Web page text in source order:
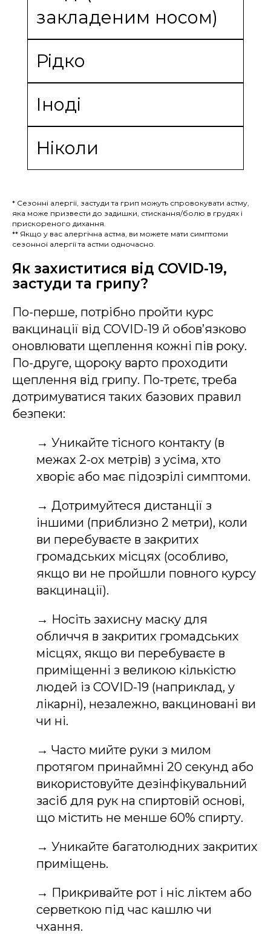
закладеним носом)
Рідко
Іноді
Ніколи
* Сезонні алергії, застуди та грип можуть спровокувати астму,
яка може призвести до задишки, стискання/болю в грудях і
прискореного дихання.
** Якщо у вас алергічна астма, ви можете мати симптоми
сезонної алергії та астми одночасно.
Як захиститися від COVID-19,
застуди та грипу?
По-перше, потрібно пройти курс
вакцинації від COVID-19 й обов’язково
оновлювати щеплення кожні пів року.
По-друге, щороку варто проходити
щеплення від грипу. По-третє, треба
дотримуватися таких базових правил
безпеки:
→ Уникайте тісного контакту (в
межах 2-ох метрів) з усіма, хто
хворіє або має підозрілі симптоми.
→ Дотримуйтеся дистанції з
іншими (приблизно 2 метри), коли
ви перебуваєте в закритих
громадських місцях (особливо,
якщо ви не пройшли повного курсу
вакцинації).
→ Носіть захисну маску для
обличчя в закритих громадських
місцях, якщо ви перебуваєте в
приміщенні з великою кількістю
людей із COVID-19 (наприклад, у
лікарні), незалежно, вакциновані ви
чи ні.
→ Часто мийте руки з милом
протягом принаймні 20 секунд або
використовуйте дезінфікувальний
засіб для рук на спиртовій основі,
що містить не менше 60% спирту.
→ Уникайте багатолюдних закритих
приміщень.
→ Прикривайте рот і ніс ліктем або
серветкою під час кашлю чи
чхання.